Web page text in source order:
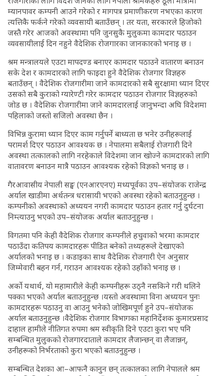
म्यानपावर कम्पनी आउने गरेको र मागपत्र प्रमाणीकरण नभएका कारण
त्यत्तिकै फर्कने गरेको व्यवसायी बताउँछन् । तर यता, सरकारले हिजोको
जस्तै गरेर आजको अवस्थामा पनि जुनसुकै मुलुकमा कामदार पठाउन
व्यवसायीलाई दिन नहुने वैदेशिक रोजगारका जानकारको भनाइ छ ।
श्रम मन्त्रालयले एउटा मापदण्ड बनाएर कामदार पठाउने वातारण बनाउन
सके देश र कामदारको लागि फाइदा हुने वैदेशिक रोजगार विज्ञहरु
बताउँछन् । वैदेशिक रोजगारीमा जाने कामदारको सबै सुरक्षामा ध्यान दिएर
उसको सबै कुराको ग्यारेण्टी गरेर कामदार पठाउन रोजगार विज्ञहरुको
जोड छ । वैदेशिक रोजगारीमा जाने कामदारलाई जानुभन्दा अघि विदेशमा
पहिलाको जस्तो सजिलो अवस्था छैन ।
विभिन्न कुरामा ध्यान दिएर काम गर्नुपर्ने बाध्यता छ भनेर उनीहरूलाई
परामर्श दिएर पठाउन आवश्यक छ । नेपालमा सबैलाई रोजगारी दिने
अवस्था तत्कालको लागि नरहेकाले विदेशमा जान खोज्ने कामदारको लागि
वातावरण बनाउन मात्रै पठाउन आवश्यक रहेको विज्ञको भनाइ छ ।
गैरआवासीय नेपाली सङ्घ (एनआरएनए) मध्यपूर्वका उप–संयोजक राजेन्द्र
अर्याल खाडीमा अर्थतन्त्र धरासायी भएको अवस्था रहेको बताउनुहुन्छ ।
कम्पनीको अवस्थाको अध्ययन नगरी कामदार पठाउन हतार गर्नु दुर्घटना
निम्त्याउनु भएको उप–संयोजक अर्याल बताउनुहुन्छ ।
विगतमा पनि केही वैदेशिक रोजगार कम्पनीले हचुवाको भरमा कामदार
पठाउँदा कतिपय कामदारहरू पीडित बनेको तथ्यहरूले देखाएको
अर्यालको भनाइ छ । कडाइका साथ वैदेशिक रोजगारी ऐन अनुसार
जिम्मेवारी बहन गर्न, गराउन आवश्यक रहेको उहाँको भनाइ छ ।
अर्काे यथार्थ, यो महामारीले केही कम्पनीहरू उठ्नै नसकिने गरी थलिने
पक्का भएको अर्याल बताउनुहुन्छ ।यस्तो अवस्थामा विना अध्ययन पुनः
कामदारहरू पठाउनु वा आउनु भनेको जोखिमपूर्ण हुने उप–संयोजक
अर्याल बताउनुहुन्छ ।वैदेशिक रोजगार विभागका महानिर्देशक कुमारप्रसाद
दाहाल हामीले नीतिगत रुपमा श्रम स्वीकृति दिने एउटा कुरा भए पनि
सम्बन्धित मुलुकको रोजगारदाताले कामदार लैजान्छन् वा लैजान्नन्,
उनीहरूको निर्भरताको कुरा भएको बताउनुहुन्छ ।
सम्बन्धित देशका आ–आफनै कानुन छन् तत्कालका लागि नेपालले श्रम